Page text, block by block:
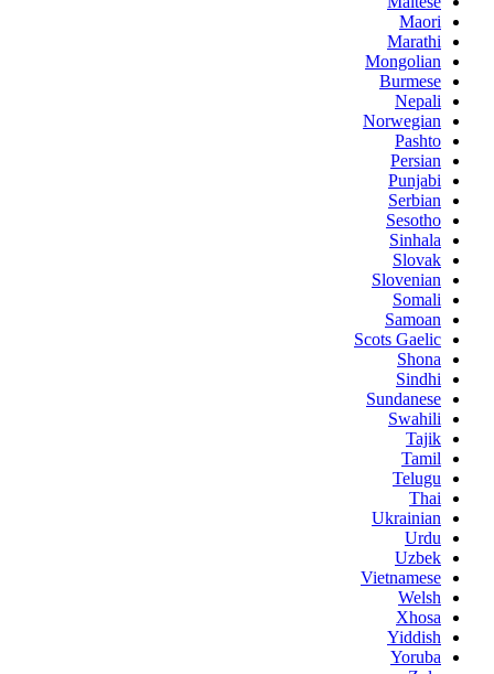
Maori
Marathi
Mongolian
Burmese
Nepali
Norwegian
Pashto
Persian
Punjabi
Serbian
Sesotho
Sinhala
Slovak
Slovenian
Somali
Samoan
Scots Gaelic
Shona
Sindhi
Sundanese
Swahili
Tajik
Tamil
Telugu
Thai
Ukrainian
Urdu
Uzbek
Vietnamese
Welsh
Xhosa
Yiddish
Yoruba